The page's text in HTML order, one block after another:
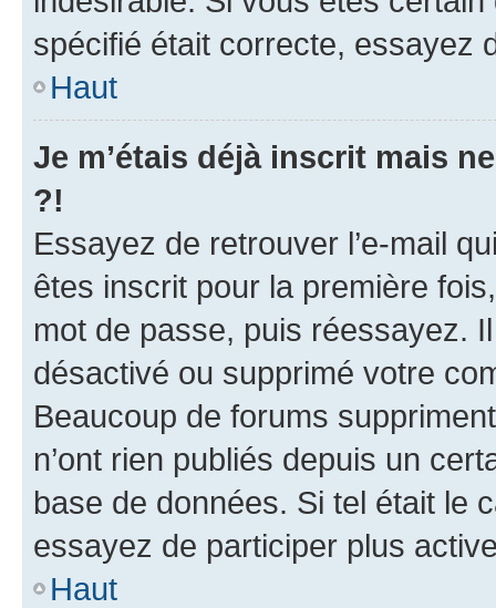
spécifié était correcte, essayez
Haut
Je m’étais déjà inscrit mais
?!
Essayez de retrouver l’e-mail
êtes inscrit pour la première
mot de passe, puis réessayez.
désactivé ou supprimé votre
Beaucoup de forums
n’ont rien publiés depuis un
base de données. Si tel était le
essayez de participer plus
Haut